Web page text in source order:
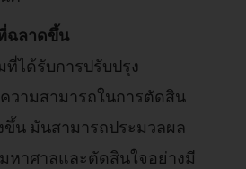
ฉลาดขึ้น
ได้รับการปรับปรุง
ความสามารถในการตัดสิน
ขึ้น มันสามารถประมวลผล
หาศาลและตัดสินใจอย่างมี